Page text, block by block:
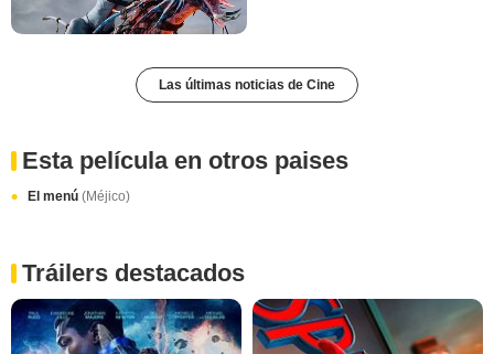
Las últimas noticias de Cine
Esta película en otros paises
El menú (Méjico)
Tráilers destacados